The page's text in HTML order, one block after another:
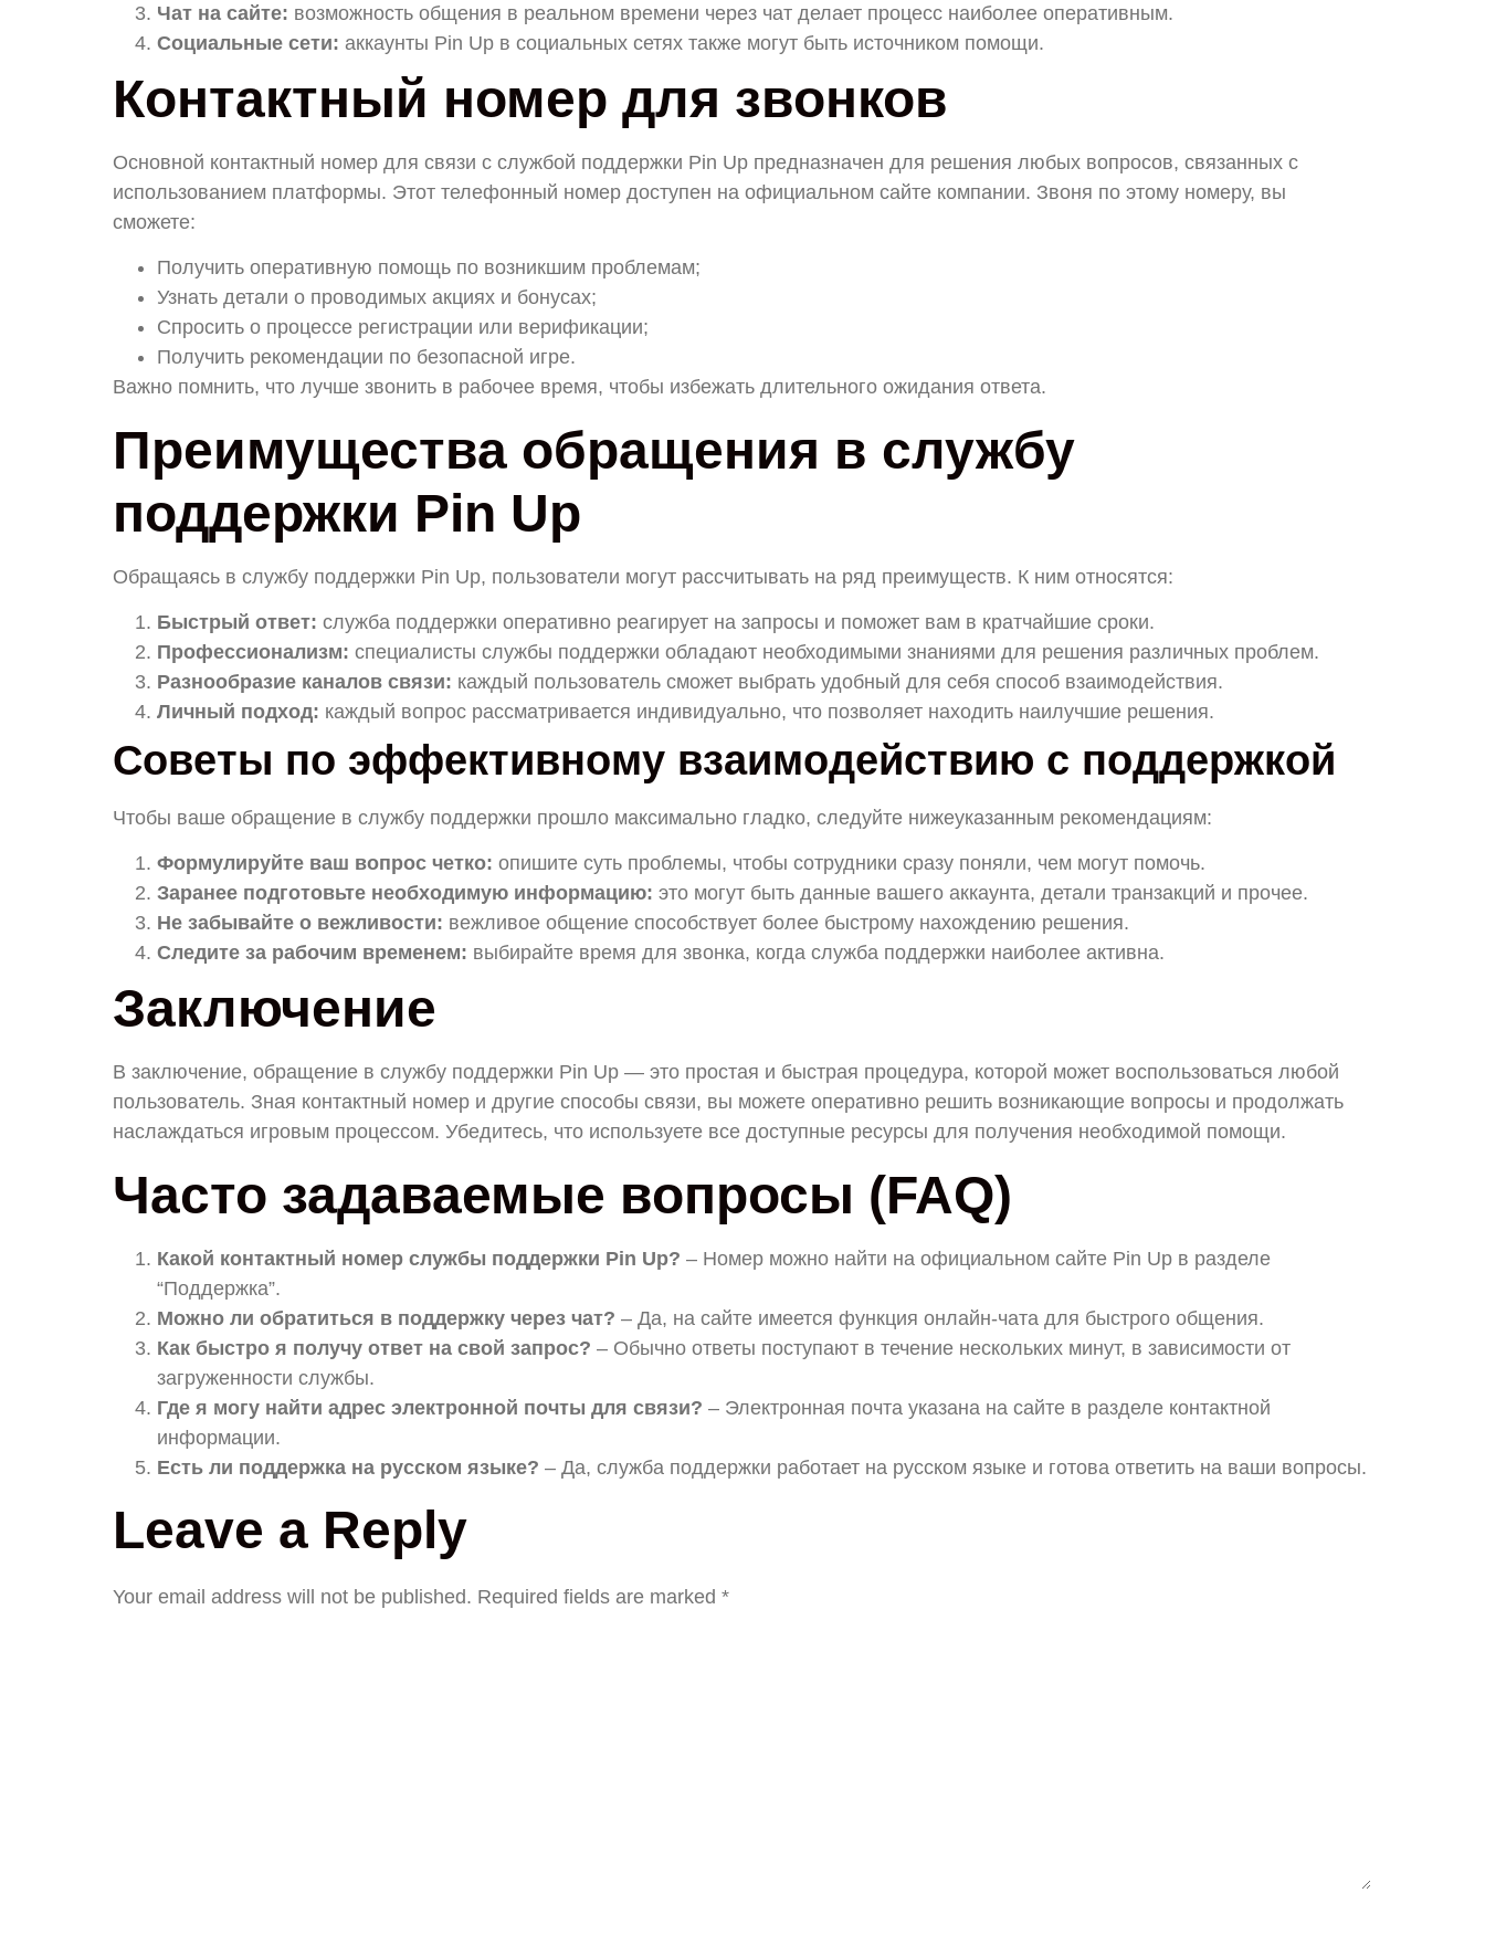
Чат на сайте: возможность общения в реальном времени через чат делает процесс наиболее оперативным.
Социальные сети: аккаунты Pin Up в социальных сетях также могут быть источником помощи.
Контактный номер для звонков
Основной контактный номер для связи с службой поддержки Pin Up предназначен для решения любых вопросов, связанных с
использованием платформы. Этот телефонный номер доступен на официальном сайте компании. Звоня по этому номеру, вы
сможете:
Получить оперативную помощь по возникшим проблемам;
Узнать детали о проводимых акциях и бонусах;
Спросить о процессе регистрации или верификации;
Получить рекомендации по безопасной игре.
Важно помнить, что лучше звонить в рабочее время, чтобы избежать длительного ожидания ответа.
Преимущества обращения в службу
поддержки Pin Up
Обращаясь в службу поддержки Pin Up, пользователи могут рассчитывать на ряд преимуществ. К ним относятся:
Быстрый ответ: служба поддержки оперативно реагирует на запросы и поможет вам в кратчайшие сроки.
Профессионализм: специалисты службы поддержки обладают необходимыми знаниями для решения различных проблем.
Разнообразие каналов связи: каждый пользователь сможет выбрать удобный для себя способ взаимодействия.
Личный подход: каждый вопрос рассматривается индивидуально, что позволяет находить наилучшие решения.
Советы по эффективному взаимодействию с поддержкой
Чтобы ваше обращение в службу поддержки прошло максимально гладко, следуйте нижеуказанным рекомендациям:
Формулируйте ваш вопрос четко: опишите суть проблемы, чтобы сотрудники сразу поняли, чем могут помочь.
Заранее подготовьте необходимую информацию: это могут быть данные вашего аккаунта, детали транзакций и прочее.
Не забывайте о вежливости: вежливое общение способствует более быстрому нахождению решения.
Следите за рабочим временем: выбирайте время для звонка, когда служба поддержки наиболее активна.
Заключение
В заключение, обращение в службу поддержки Pin Up — это простая и быстрая процедура, которой может воспользоваться любой
пользователь. Зная контактный номер и другие способы связи, вы можете оперативно решить возникающие вопросы и продолжать
наслаждаться игровым процессом. Убедитесь, что используете все доступные ресурсы для получения необходимой помощи.
Часто задаваемые вопросы (FAQ)
Какой контактный номер службы поддержки Pin Up? – Номер можно найти на официальном сайте Pin Up в разделе
“Поддержка”.
Можно ли обратиться в поддержку через чат? – Да, на сайте имеется функция онлайн-чата для быстрого общения.
Как быстро я получу ответ на свой запрос? – Обычно ответы поступают в течение нескольких минут, в зависимости от
загруженности службы.
Где я могу найти адрес электронной почты для связи? – Электронная почта указана на сайте в разделе контактной
информации.
Есть ли поддержка на русском языке? – Да, служба поддержки работает на русском языке и готова ответить на ваши вопросы.
Leave a Reply
Your email address will not be published. Required fields are marked *